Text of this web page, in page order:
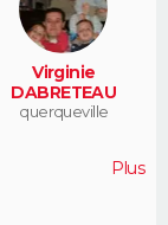
Virginie
DABRETEAU
querqueville
Plus